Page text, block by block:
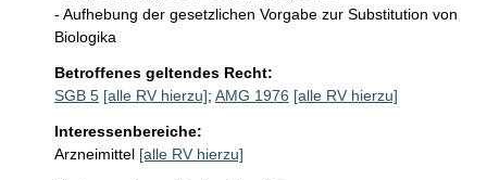
- Aufhebung der gesetzlichen Vorgabe zur Substitution von
Biologika
Betroffenes geltendes Recht:
SGB 5 [alle RV hierzu]; AMG 1976 [alle RV hierzu]
Interessenbereiche:
Arzneimittel [alle RV hierzu]